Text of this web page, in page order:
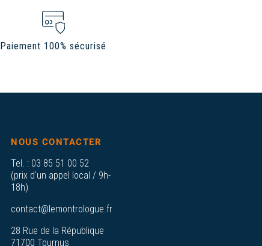
Paiement 100% sécurisé
NOUS CONTACTER
Tel. : 03 85 51 00 52
(prix d'un appel local / 9h-
18h)
contact@lemontrologue.fr
28 Rue de la République
71700 Tournus